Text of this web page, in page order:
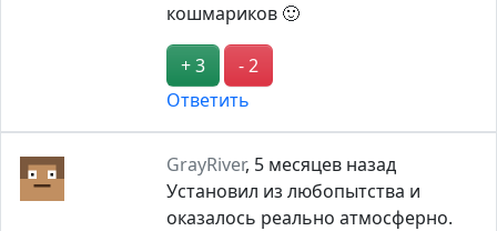
кошмариков 🙂
+ 3
- 2
Ответить
GrayRiver, 5 месяцев назад
Установил из любопытства и
оказалось реально атмосферно.